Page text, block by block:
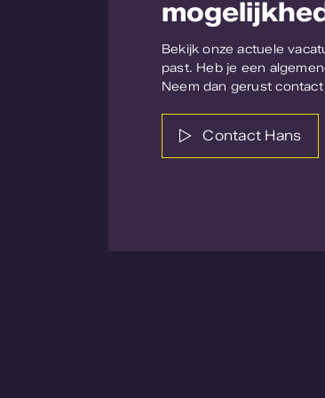
Bekijk onze actuele
past. Heb je een
Neem dan gerust
Contact Hans